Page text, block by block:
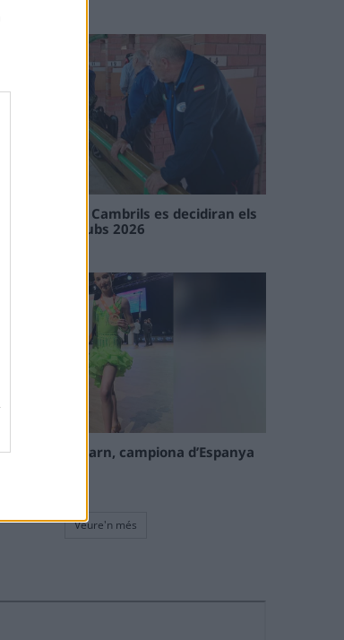
de Flix i Cambrils es decidiran els
de l’Interclubs 2026
Cinta Talarn, campiona d’Espanya
Veure'n més